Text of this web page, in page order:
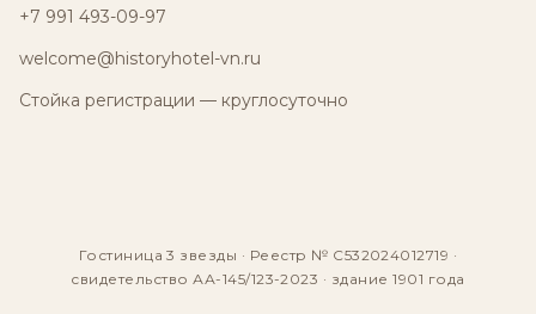
+7 991 493-09-97
welcome@historyhotel-vn.ru
Стойка регистрации — круглосуточно
Гостиница 3 звезды · Реестр № С532024012719 ·
свидетельство АА-145/123-2023 · здание 1901 года